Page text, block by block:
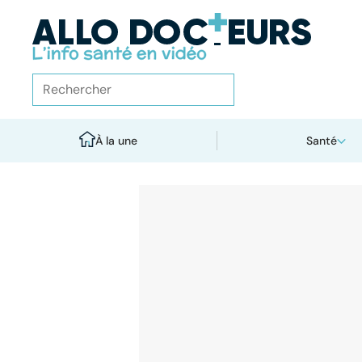
À la une Santé